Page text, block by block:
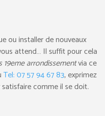
ou installer de nouveaux
attend… Il suffit pour cela
19eme arrondissementvia ce
Tel: 07 57 94 67 83, exprimez
satisfaire comme il se doit.